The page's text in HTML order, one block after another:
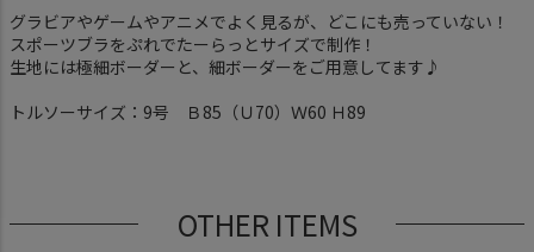
グラビアやゲームやアニメでよく見るが、どこにも売っていない！
スポーツブラをぷれでたーらっとサイズで制作！
生地には極細ボーダーと、細ボーダーをご用意してます♪
トルソーサイズ：9号 Ｂ85（Ｕ70）Ｗ60 Ｈ89
OTHER ITEMS